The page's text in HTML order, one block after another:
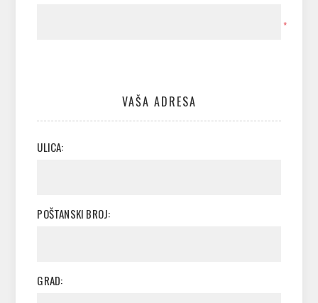
*
VAŠA ADRESA
ULICA:
POŠTANSKI BROJ:
GRAD: